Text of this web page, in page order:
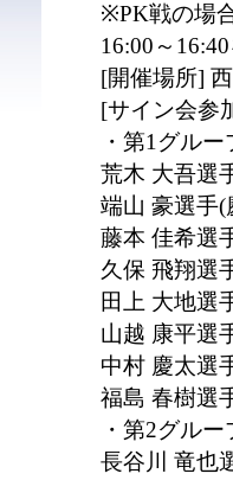
※PK戦の場
16:00～
[開催場所]
[サイン会参
・第1グル
荒木 大吾選
端山 豪選手
藤本 佳希選
久保 飛翔選
田上 大地選
山越 康平選
中村 慶太選
福島 春樹選
・第2グル
長谷川 竜也